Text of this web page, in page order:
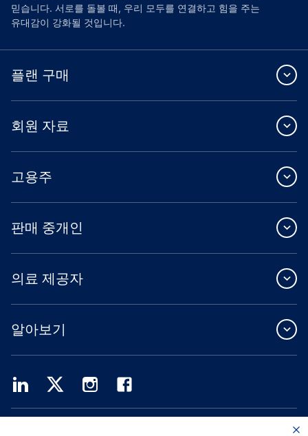
믿습니다. 서로를 돌볼 때, 우리 모두를 연결하고 힘을 주는
유대감이 강화될 것입니다.
플랜 구매
회원 자료
고용주
판매 중개인
의료 제공자
알아보기